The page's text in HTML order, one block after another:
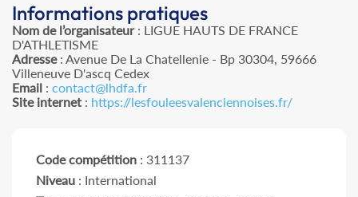
Informations pratiques
Nom de l’organisateur: LIGUE HAUTS DE FRANCE
D'ATHLETISME
Adresse: Avenue De La Chatellenie - Bp 30304, 59666
Villeneuve D'ascq Cedex
Email : contact@lhdfa.fr
Site internet : https://lesfouleesvalenciennoises.fr/
Code compétition : 311137
Niveau : International